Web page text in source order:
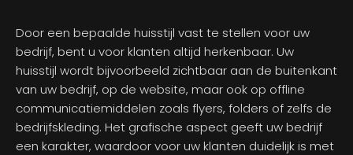
Door een bepaalde huisstijl vast te stellen voor uw
bedrijf, bent u voor klanten altijd herkenbaar. Uw
huisstijl wordt bijvoorbeeld zichtbaar aan de buitenkant
van uw bedrijf, op de website, maar ook op offline
communicatiemiddelen zoals flyers, folders of zelfs de
bedrijfskleding. Het grafische aspect geeft uw bedrijf
een karakter, waardoor voor uw klanten duidelijk is met